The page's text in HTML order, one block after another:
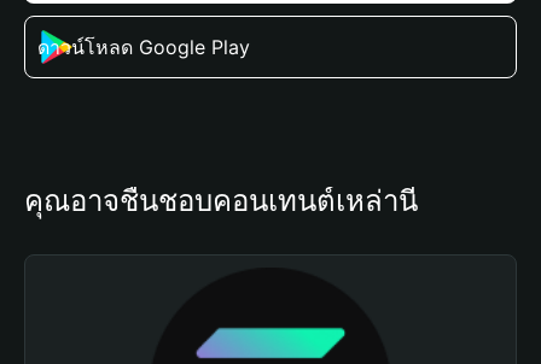
ดาวน์โหลด Google Play
คุณอาจชื่นชอบคอนเทนต์เหล่านี้